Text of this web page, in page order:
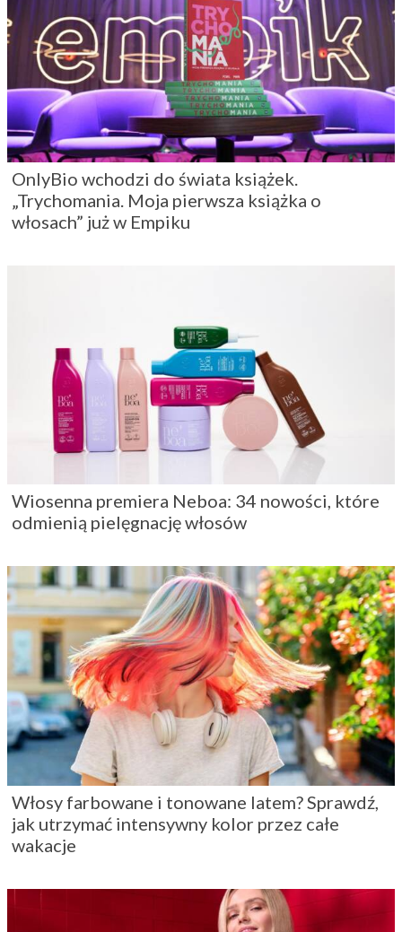
OnlyBio wchodzi do świata książek.
„Trychomania. Moja pierwsza książka o
włosach” już w Empiku
Wiosenna premiera Neboa: 34 nowości, które
odmienią pielęgnację włosów
Włosy farbowane i tonowane latem? Sprawdź,
jak utrzymać intensywny kolor przez całe
wakacje